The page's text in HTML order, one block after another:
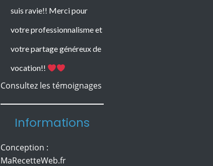
suis ravie!! Merci pour
votre professionnalisme et
votre partage généreux de
vocation!!
Herbreteau
accessible aux débutants,
Marina est une formation
Informations
Conception :
MaRecetteWeb.fr
Mentions légales
Protection des Données
© Copyright Ecole 44
Esthétique